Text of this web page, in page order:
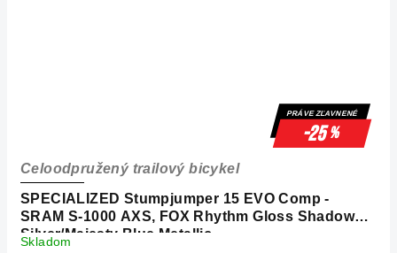
PRÁVE ZĽAVNENÉ
-25%
SPECIALIZED Stumpjumper 15 EVO Comp -
SRAM S-1000 AXS, FOX Rhythm Gloss Shadow
Silver/Majesty Blue Metallic
Celoodpružený trailový bicykel
Skladom